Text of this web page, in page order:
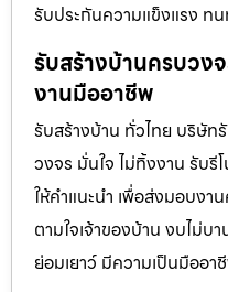
รับประกันความแข็งแรง ท
รับสร้างบ้านครบว
งานมืออาชีพ
รับสร้างบ้าน ทั่วไทย บริษั
วงจร มั่นใจ ไม่ทิ้งงาน รับ
ให้คำแนะนำ เพื่อส่งมอบง
ตามใจเจ้าของบ้าน งบไม่
ย่อมเยาว์ มีความเป็นมืออา